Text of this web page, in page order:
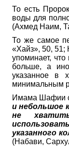
То есть
воды для
(Ахмед Наим,
То же самое
«Хайз», 50, 51;
упоминает,
больше, а
указанное в
минимальным
Имама Шафии
и небольшое
не
указанного
(Набави,